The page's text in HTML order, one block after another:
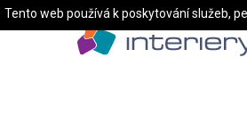
Tento web používá k poskytování služeb,